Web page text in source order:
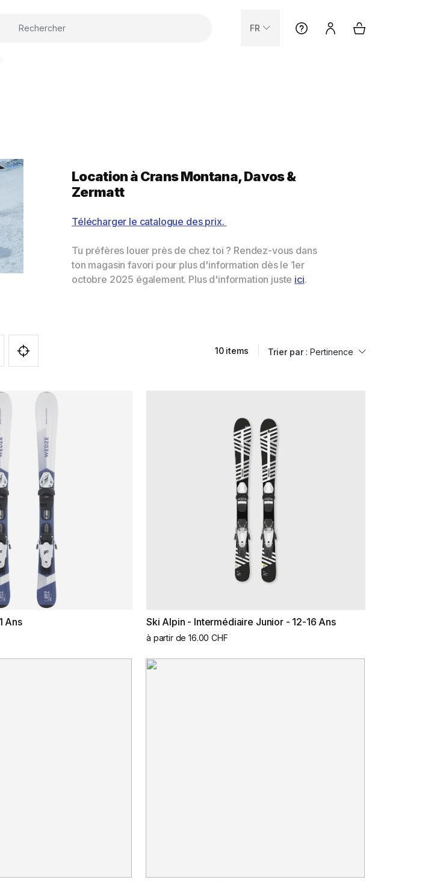
FR
10 items Trier par : Pertinence
Ans Ski Alpin - Intermédiaire Junior - 12-16 Ans
à partir de 16.00 CHF
Location àCrans Montana, Davos &
Zermatt
Télécharger le catalogue des prix.
Tu préfères louer près de chez toi ? Rendez-vous dans
ton magasin favori pour plus d'information dès le 1er
octobre 2025 également. Plus d'information juste ici.